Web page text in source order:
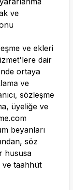
ve
ve ekleri
dair
ortaya
ve
sözleşme
üyeliğe ve
beyanları
söz
hususa
ve taahhüt